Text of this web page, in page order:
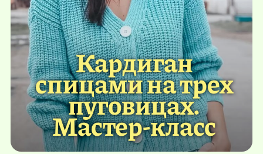
Кардиган
спицами на трех
пуговицах.
Мастер-класс